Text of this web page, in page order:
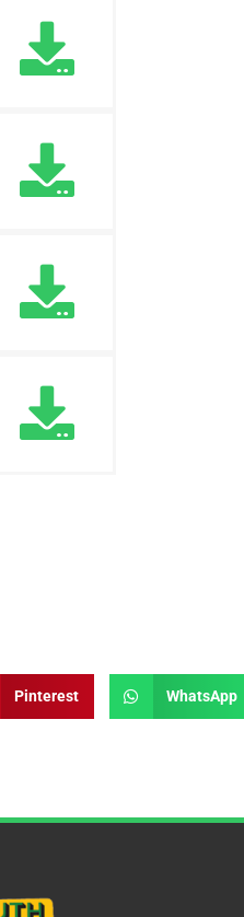
Pinterest WhatsApp